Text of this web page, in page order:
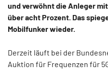
und verwöhnt die Anleger
über acht Prozent. Das
Mobilfunker wieder.
Derzeit läuft bei der
Auktion für Frequenzen für